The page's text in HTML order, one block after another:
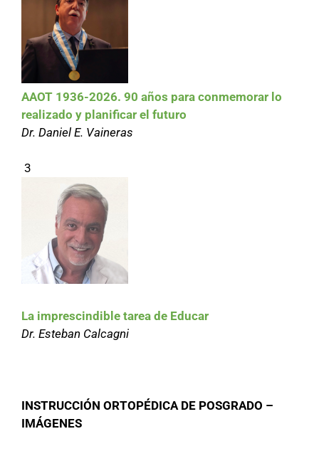
AAOT 1936-2026. 90 años para conmemorar lo
realizado y planificar el futuro
Dr. Daniel E. Vaineras
3
La imprescindible tarea de Educar
Dr. Esteban Calcagni
INSTRUCCIÓN ORTOPÉDICA DE POSGRADO –
IMÁGENES